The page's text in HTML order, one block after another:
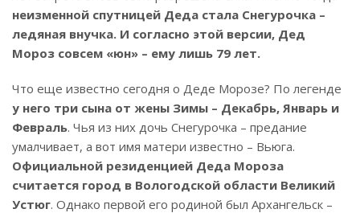
неизменной спутницей Деда стала Снегурочка –
ледяная внучка. И согласно этой версии, Дед
Мороз совсем «юн» – ему лишь 79 лет.
Что еще известно сегодня о Деде Морозе? По легенде
у него три сына от жены Зимы – Декабрь, Январь и
Февраль. Чья из них дочь Снегурочка – предание
умалчивает, а вот имя матери известно – Вьюга.
Официальной резиденцией Деда Мороза
считается город в Вологодской области Великий
Устюг. Однако первой его родиной был Архангельск –